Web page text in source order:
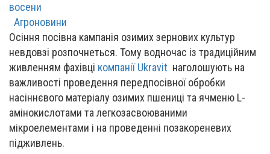
восени
Агроновини
Осіння посівна кампанія озимих зернових культур
невдовзі розпочнеться. Тому водночас із традиційним
живленням фахівці компанії Ukravit наголошують на
важливості проведення передпосівної обробки
насіннєвого матеріалу озимих пшениці та ячменю L-
амінокислотами та легкозасвоюваними
мікроелементами і на проведенні позакореневих
підживлень.